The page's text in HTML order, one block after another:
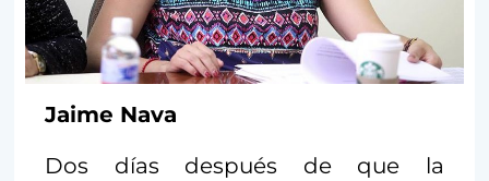
Jaime Nava
Dos días después de que la